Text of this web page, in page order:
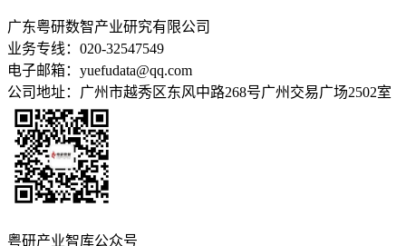
广东粤研数智产业研究有限公司
业务专线：020-32547549
电子邮箱：yuefudata@qq.com
公司地址：广州市越秀区东风中路268号广州交易广场2502室
粤研产业智库公众号